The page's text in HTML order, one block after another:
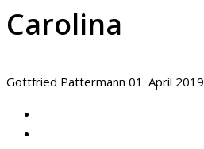
Carolina
Gottfried Pattermann 01. April 2019